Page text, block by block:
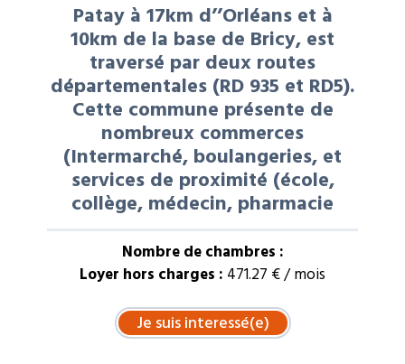
Patay à 17km d’’Orléans et à
10km de la base de Bricy, est
traversé par deux routes
départementales (RD 935 et RD5).
Cette commune présente de
nombreux commerces
(Intermarché, boulangeries, et
services de proximité (école,
collège, médecin, pharmacie
Nombre de chambres :
Loyer hors charges : 471.27 € / mois